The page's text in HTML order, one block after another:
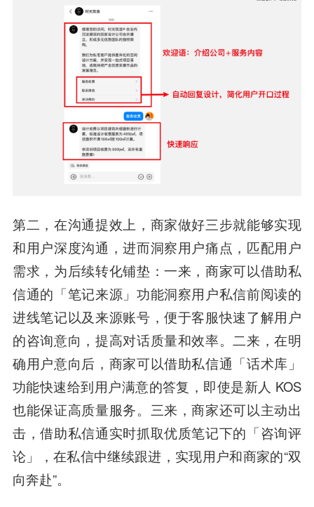
第二，在沟通提效上，商家做好三步就能够实现
和用户深度沟通，进而洞察用户痛点，匹配用户
需求，为后续转化铺垫：一来，商家可以借助私
信通的「笔记来源」功能洞察用户私信前阅读的
进线笔记以及来源账号，便于客服快速了解用户
的咨询意向，提高对话质量和效率。二来，在明
确用户意向后，商家可以借助私信通「话术库」
功能快速给到用户满意的答复，即使是新人 KOS
也能保证高质量服务。三来，商家还可以主动出
击，借助私信通实时抓取优质笔记下的「咨询评
论」，在私信中继续跟进，实现用户和商家的“双
向奔赴”。